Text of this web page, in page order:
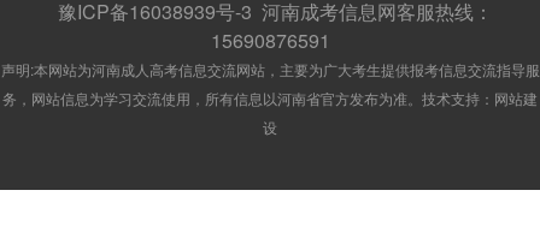
豫ICP备16038939号-3 河南成考信息网客服热线：
15690876591
声明:本网站为河南成人高考信息交流网站，主要为广大考生提供报考信息交流指导服
务，网站信息为学习交流使用，所有信息以河南省官方发布为准。技术支持： 网站建
设